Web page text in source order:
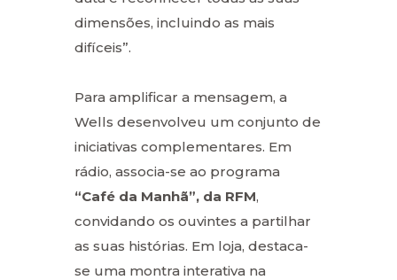
dimensões, incluindo as mais
difíceis”.
Para amplificar a mensagem, a
Wells desenvolveu um conjunto de
iniciativas complementares. Em
rádio, associa-se ao programa
“Café da Manhã”, da RFM,
convidando os ouvintes a partilhar
as suas histórias. Em loja, destaca-
se uma montra interativa na